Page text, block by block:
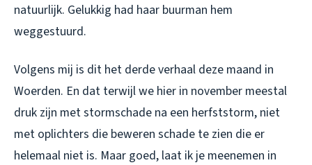
natuurlijk. Gelukkig had haar buurman hem
weggestuurd.
Volgens mij is dit het derde verhaal deze maand in
Woerden. En dat terwijl we hier in november meestal
druk zijn met stormschade na een herfststorm, niet
met oplichters die beweren schade te zien die er
helemaal niet is. Maar goed, laat ik je meenemen in